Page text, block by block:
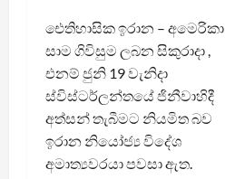
ඓතිහාසික ඉරාන – අමෙරිකා
සාම ගිවිසුම ලබන සිකුරාදා ,
එනම් ජුනි 19 වැනිදා
ස්විස්ටර්ලන්තයේ ජිනීවාහිදී
අත්සන් තැබීමට නියමිත බව
ඉරාන නියෝජ්‍ය විදේශ
අමාත්‍යවරයා පවසා ඇත.